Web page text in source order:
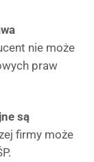
nie może
praw
są
firmy może